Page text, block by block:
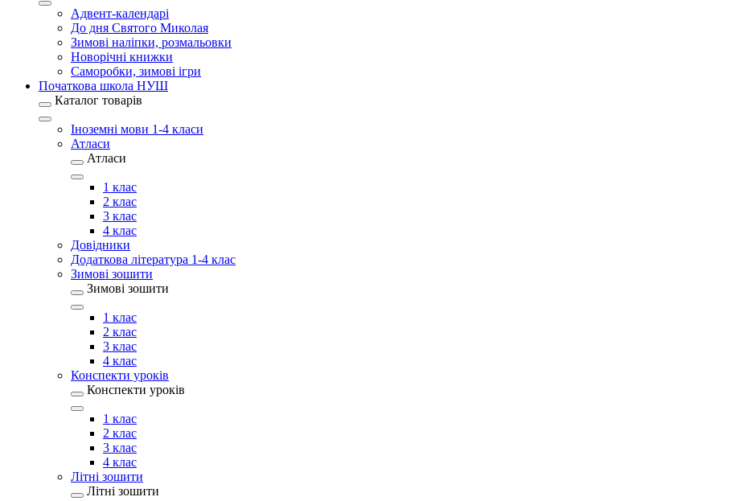
Адвент-календарі
До дня Святого Миколая
Зимові наліпки, розмальовки
Новорічні книжки
Саморобки, зимові ігри
Початкова школа НУШ
Каталог товарів
Іноземні мови 1-4 класи
Атласи
Атласи
1 клас
2 клас
3 клас
4 клас
Довідники
Додаткова література 1-4 клас
Зимові зошити
Зимові зошити
1 клас
2 клас
3 клас
4 клас
Конспекти уроків
Конспекти уроків
1 клас
2 клас
3 клас
4 клас
Літні зошити
Літні зошити